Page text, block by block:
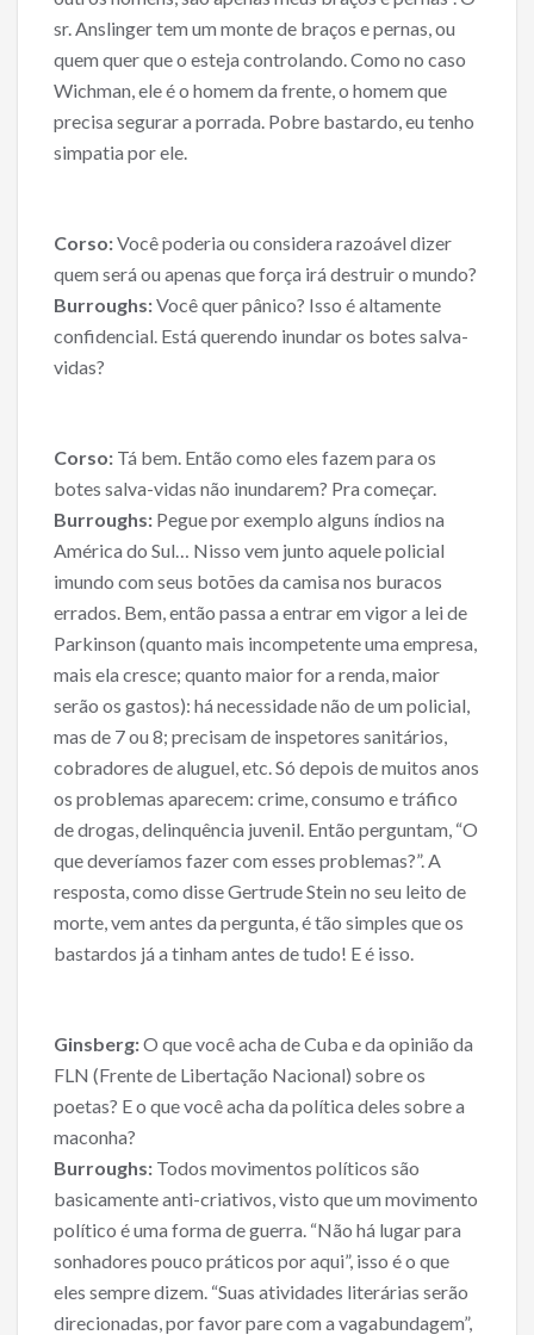
sr. Anslinger tem um monte de braços e pernas, ou
quem quer que o esteja controlando. Como no caso
Wichman, ele é o homem da frente, o homem que
precisa segurar a porrada. Pobre bastardo, eu tenho
simpatia por ele.
Corso:Você poderia ou considera razoável dizer
quem será ou apenas que força irá destruir o mundo?
Burroughs:Você quer pânico? Isso é altamente
confidencial. Está querendo inundar os botes salva-
vidas?
Corso: Tá bem. Então como eles fazem para os
botes salva-vidas não inundarem? Pra começar.
Burroughs: Pegue por exemplo alguns índios na
América do Sul… Nisso vem junto aquele policial
imundo com seus botões da camisa nos buracos
errados. Bem, então passa a entrar em vigor a lei de
Parkinson (quanto mais incompetente uma empresa,
mais ela cresce; quanto maior for a renda, maior
serão os gastos): há necessidade não de um policial,
mas de 7 ou 8; precisam de inspetores sanitários,
cobradores de aluguel, etc. Só depois de muitos anos
os problemas aparecem: crime, consumo e tráfico
de drogas, delinquência juvenil. Então perguntam, “O
que deveríamos fazer com esses problemas?”. A
resposta, como disse Gertrude Stein no seu leito de
morte, vem antes da pergunta, é tão simples que os
bastardos já a tinham antes de tudo! E é isso.
Ginsberg:O que você acha de Cuba e da opinião da
FLN (Frente de Libertação Nacional) sobre os
poetas? E o que você acha da política deles sobre a
maconha?
Burroughs: Todos movimentos políticos são
basicamente anti-criativos, visto que um movimento
político é uma forma de guerra. “Não há lugar para
sonhadores pouco práticos por aqui”, isso é o que
eles sempre dizem. “Suas atividades literárias serão
direcionadas, por favor pare com a vagabundagem”,